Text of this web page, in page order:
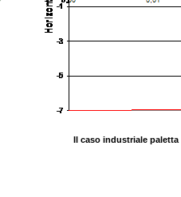
Il caso industriale